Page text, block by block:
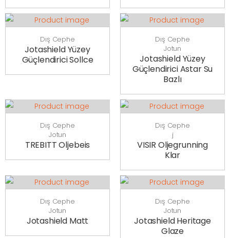
Dış Cephe
Jotashield Yüzey
Güçlendirici Sollce
Dış Cephe
Jotun
Jotashield Yüzey
Güçlendirici Astar Su
Bazlı
Dış Cephe
Jotun
TREBITT Oljebeis
Dış Cephe
j
VISIR Oljegrunning
Klar
Dış Cephe
Jotun
Jotashield Matt
Dış Cephe
Jotun
Jotashield Heritage
Glaze